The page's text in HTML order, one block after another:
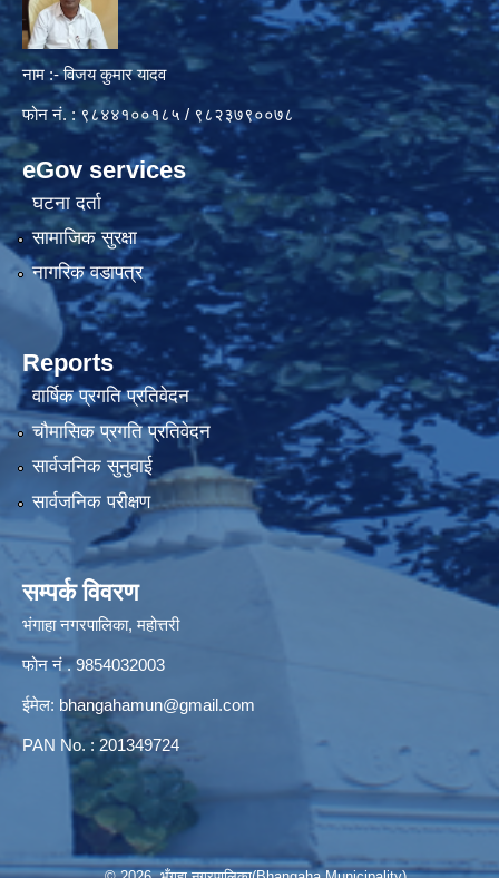
नाम :- विजय कुमार यादव
फोन नं. : ९८४४१००१८५ / ९८२३७९००७८
eGov services
घटना दर्ता
सामाजिक सुरक्षा
नागरिक वडापत्र
Reports
वार्षिक प्रगति प्रतिवेदन
चौमासिक प्रगति प्रतिवेदन
सार्वजनिक सुनुवाई
सार्वजनिक परीक्षण
सम्पर्क विवरण
भंगाहा नगरपालिका, महोत्तरी
फोन नं . 9854032003
ईमेल: bhangahamun@gmail.com
PAN No. : 201349724